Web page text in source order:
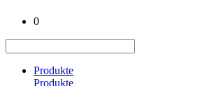
0
Produkte
Produkte